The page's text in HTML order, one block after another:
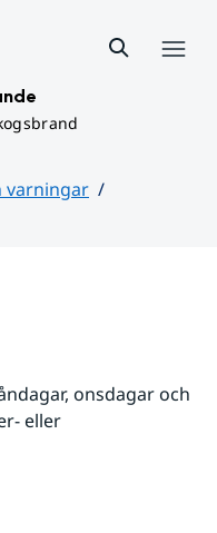
varningar
onsdagar och
eller